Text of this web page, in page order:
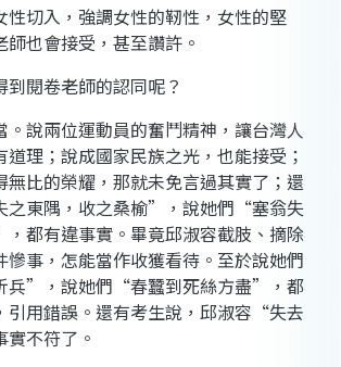
性切入，強調女性的靭性，女性的堅
師也會接受，甚至讚許。
閱卷老師的認同呢？
。說兩位運動員的奮鬥精神，讓台灣人
理；說成國家民族之光，也能接受；
無比的榮耀，那就未免言過其實了；還
之東隅，收之桑榆”，說她們“塞翁失
都有違事實。畢竟邱淑容截肢、摘除
慘事，怎能當作收獲看待。至於說她們
兵”，說她們“春蠶到死絲方盡”，都
引用錯誤。還有考生說，邱淑容“失去
不符了。